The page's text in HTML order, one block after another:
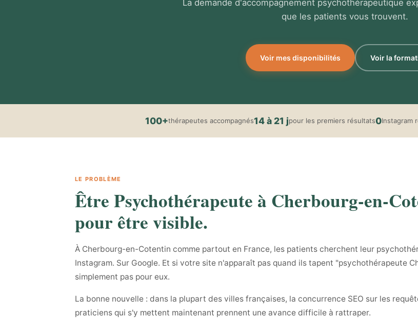
La demande d'accompagnement psychothérapeutique
que les patients vous trouvent.
Voir mes disponibilités Voir la
100+thérapeutes accompagnés14 à 21 jpour les premiers résultats0Instagram
LE PROBLÈME
Être Psychothérapeute à Cherbourg-en-
pour être visible.
À Cherbourg-en-Cotentin comme partout en France, les patients cherchent leur
Instagram. Sur Google. Et si votre site n'apparaît pas quand ils tapent "psychothérapeute
simplement pas pour eux.
La bonne nouvelle : dans la plupart des villes françaises, la concurrence SEO sur les
praticiens qui s'y mettent maintenant prennent une avance difficile à rattraper.